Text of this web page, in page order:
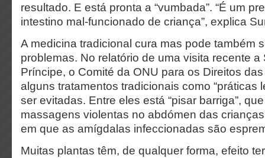
resultado. E está pronta a “vumbada”. “É um
intestino mal-funcionado de criança”, explica
A medicina tradicional cura mas pode também
problemas. No relatório de uma visita recente a
Príncipe, o Comité da ONU para os Direitos
alguns tratamentos tradicionais como “práticas
ser evitadas. Entre eles está “pisar barriga”,
massagens violentas no abdómen das
em que as amígdalas infeccionadas são
Muitas plantas têm, de qualquer forma, efeito